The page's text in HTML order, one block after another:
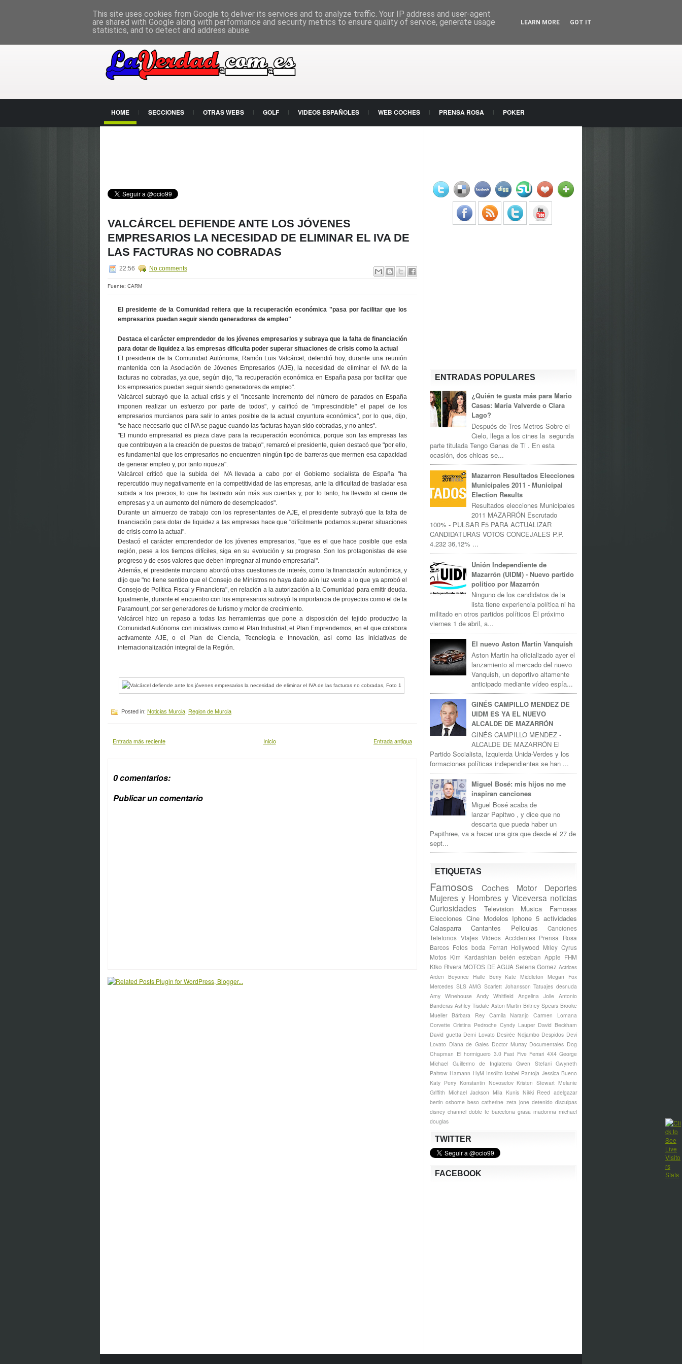
HOME SECCIONES OTRAS WEBS GOLF VIDEOS ESPAÑOLES WEB COCHES PRENSA ROSA POKER
VALCÁRCEL DEFIENDE ANTE LOS JÓVENES
EMPRESARIOS LA NECESIDAD DE ELIMINAR EL IVA DE
LAS FACTURAS NO COBRADAS
22:56 No comments
Fuente: CARM
El presidente de la Comunidad reitera que la recuperación económica "pasa por facilitar que los
empresarios puedan seguir siendo generadores de empleo"
Destaca el carácter emprendedor de los jóvenes empresarios y subraya que la falta de financiación
para dotar de liquidez a las empresas dificulta poder superar situaciones de crisis como la actual
El presidente de la Comunidad Autónoma, Ramón Luis Valcárcel, defendió hoy, durante una reunión
mantenida con la Asociación de Jóvenes Empresarios (AJE), la necesidad de eliminar el IVA de la
facturas no cobradas, ya que, según dijo, "la recuperación económica en España pasa por facilitar que
los empresarios puedan seguir siendo generadores de empleo".
Valcárcel subrayó que la actual crisis y el "incesante incremento del número de parados en España
imponen realizar un esfuerzo por parte de todos", y calificó de "imprescindible" el papel de los
empresarios murcianos para salir lo antes posible de la actual coyuntura económica", por lo que, dijo,
"se hace necesario que el IVA se pague cuando las facturas hayan sido cobradas, y no antes".
"El mundo empresarial es pieza clave para la recuperación económica, porque son las empresas las
que contribuyen a la creación de puestos de trabajo", remarcó el presidente, quien destacó que "por ello,
es fundamental que los empresarios no encuentren ningún tipo de barreras que mermen esa capacidad
de generar empleo y, por tanto riqueza".
Valcárcel criticó que la subida del IVA llevada a cabo por el Gobierno socialista de España "ha
repercutido muy negativamente en la competitividad de las empresas, ante la dificultad de trasladar esa
subida a los precios, lo que ha lastrado aún más sus cuentas y, por lo tanto, ha llevado al cierre de
empresas y a un aumento del número de desempleados".
Durante un almuerzo de trabajo con los representantes de AJE, el presidente subrayó que la falta de
financiación para dotar de liquidez a las empresas hace que "difícilmente podamos superar situaciones
de crisis como la actual".
Destacó el carácter emprendedor de los jóvenes empresarios, "que es el que hace posible que esta
región, pese a los tiempos difíciles, siga en su evolución y su progreso. Son los protagonistas de ese
progreso y de esos valores que deben impregnar al mundo empresarial".
Además, el presidente murciano abordó otras cuestiones de interés, como la financiación autonómica, y
dijo que "no tiene sentido que el Consejo de Ministros no haya dado aún luz verde a lo que ya aprobó el
Consejo de Política Fiscal y Financiera", en relación a la autorización a la Comunidad para emitir deuda.
Igualmente, durante el encuentro con los empresarios subrayó la importancia de proyectos como el de la
Paramount, por ser generadores de turismo y motor de crecimiento.
Valcárcel hizo un repaso a todas las herramientas que pone a disposición del tejido productivo la
Comunidad Autónoma con iniciativas como el Plan Industrial, el Plan Emprendemos, en el que colabora
activamente AJE, o el Plan de Ciencia, Tecnología e Innovación, así como las iniciativas de
internacionalización integral de la Región.
Posted in: Noticias Murcia Region de Murcia
Entrada más reciente Entrada antigua
Inicio
0 comentarios:
Publicar un comentario
ENTRADAS POPULARES
¿Quién te gusta más para Mario
Casas: María Valverde o Clara
Lago?
Después de Tres Metros Sobre el
Cielo, llega a los cines la segunda
parte titulada Tengo Ganas de Ti . En esta
ocasión, dos chicas se...
Mazarron Resultados Elecciones
Municipales 2011 - Municipal
Election Results
Resultados elecciones Municipales
2011 MAZARRÓN Escrutado
100% - PULSAR F5 PARA ACTUALIZAR
CANDIDATURAS VOTOS CONCEJALES P.P.
4.232 36,12% ...
Unión Independiente de
Mazarrón (UIDM) - Nuevo partido
politico por Mazarrón
Ninguno de los candidatos de la
lista tiene experiencia política ni ha
militado en otros partidos políticos El próximo
viernes 1 de abril, a...
El nuevo Aston Martin Vanquish
Aston Martin ha oficializado ayer el
lanzamiento al mercado del nuevo
Vanquish, un deportivo altamente
anticipado mediante vídeo espía...
GINÉS CAMPILLO MENDEZ DE
UIDM ES YA EL NUEVO
ALCALDE DE MAZARRÓN
GINÉS CAMPILLO MENDEZ -
ALCALDE DE MAZARRÓN El
Partido Socialista, Izquierda Unida-Verdes y los
formaciones políticas independientes se han ...
Miguel Bosé: mis hijos no me
inspiran canciones
Miguel Bosé acaba de
lanzar Papitwo , y dice que no
descarta que pueda haber un
Papithree, va a hacer una gira que desde el 27 de
sept...
ETIQUETAS
Famosos Coches Motor
Deportes
Mujeres y Hombres y Viceversa noticias
Curiosidades
Television Musica
Famosas
Elecciones Cine Modelos Iphone 5 actividades
Calasparra
Cantantes Peliculas
Canciones
Telefonos Viajes Videos Accidentes Prensa Rosa
Barcos Fotos boda Ferrari Hollywood Miley Cyrus
Motos Kim Kardashian belén esteban Apple FHM
Kiko Rivera MOTOS DE AGUA Selena Gomez Actrices
Arden
Beyonce Halle Berry Kate Middleton
Megan Fox
Mercedes SLS AMG Scarlett Johansson Tatuajes desnuda
Amy Winehouse Andy Whitfield Angelina Jolie Antonio
Banderas Ashley Tisdale Aston Martin Britney Spears Brooke
Mueller
Bárbara Rey Camila Naranjo
Carmen Lomana
Corvette Cristina Pedroche Cyndy Lauper David Beckham
David guetta Demi Lovato Desirée Ndjambo Despidos Devi
Lovato Diana de Gales Doctor Murray Documentales Dog
Chapman El hormiguero 3.0 Fast Five Ferrari 4X4 George
Michael Guillermo de Inglaterra Gwen Stefani Gwyneth
Paltrow Hamann HyM Insólito Isabel Pantoja Jessica Bueno
Katy Perry Konstantin Novoselov Kristen Stewart Melanie
Griffith Michael Jackson Mila Kunis Nikki Reed adelgazar
bertin osborne beso catherine zeta jone detenido disculpas
disney channel doble fc barcelona grasa madonna michael
douglas
TWITTER
FACEBOOK
This site uses cookies from Google to deliver its services and to analyze traffic. Your IP address and user-agent
are shared with Google along with performance and security metrics to ensure quality of service, generate usage
statistics, and to detect and address abuse.
LEARN MORE GOT IT